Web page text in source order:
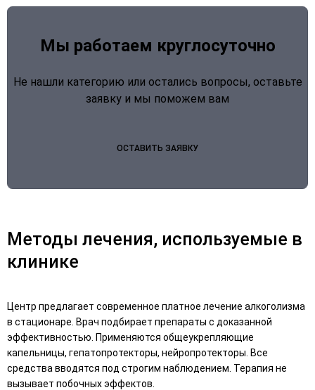
Мы работаем круглосуточно
Не нашли категорию или остались вопросы, оставьте
заявку и мы поможем вам
ОСТАВИТЬ ЗАЯВКУ
Методы лечения, используемые в
клинике
Центр предлагает современное платное лечение алкоголизма
в стационаре. Врач подбирает препараты с доказанной
эффективностью. Применяются общеукрепляющие
капельницы, гепатопротекторы, нейропротекторы. Все
средства вводятся под строгим наблюдением. Терапия не
вызывает побочных эффектов.